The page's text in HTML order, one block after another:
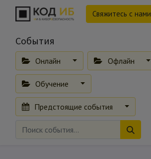
Свяжитесь с нами
События
Онлайн Офлайн
Обучение
Предстоящие события